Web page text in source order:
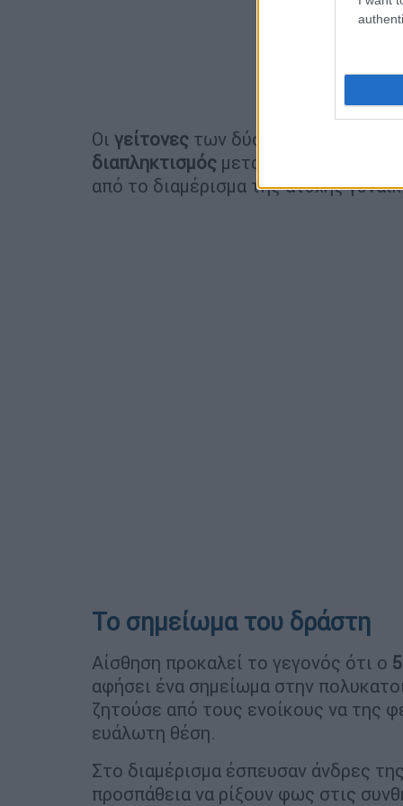
Οι γείτονες των δύο
διαπληκτισμός μεταξύ τους, παρά
από το διαμέρισμα της άτυχης
Το σημείωμα του δράστη
Αίσθηση προκαλεί το γεγονός ότι ο
αφήσει ένα σημείωμα στην
ζητούσε από τους ενοίκους να της
ευάλωτη θέση.
Στο διαμέρισμα έσπευσαν άνδρες της
προσπάθεια να ρίξουν φως στις